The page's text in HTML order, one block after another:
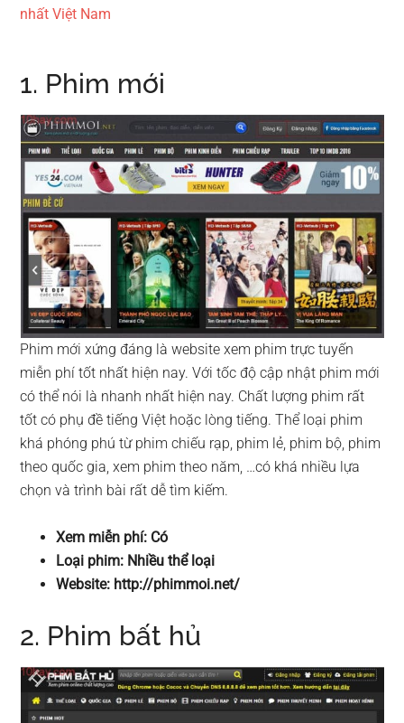
nhất Việt Nam
1. Phim mới
Phim mới xứng đáng là website xem phim trực tuyến
miễn phí tốt nhất hiện nay. Với tốc độ cập nhật phim mới
có thể nói là nhanh nhất hiện nay. Chất lượng phim rất
tốt có phụ đề tiếng Việt hoặc lòng tiếng. Thể loại phim
khá phóng phú từ phim chiếu rạp, phim lẻ, phim bộ, phim
theo quốc gia, xem phim theo năm, …có khá nhiều lựa
chọn và trình bài rất dễ tìm kiếm.
Xem miễn phí: Có
Loại phim: Nhiều thể loại
Website: http://phimmoi.net/
2. Phim bất hủ